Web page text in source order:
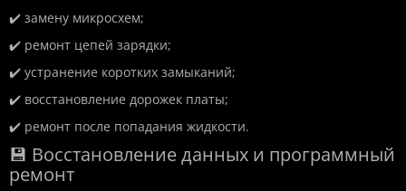
✔️ замену микросхем;
✔️ ремонт цепей зарядки;
✔️ устранение коротких замыканий;
✔️ восстановление дорожек платы;
✔️ ремонт после попадания жидкости.
💾 Восстановление данных и программный
ремонт